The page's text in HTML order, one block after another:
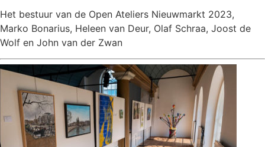
Het bestuur van de Open Ateliers Nieuwmarkt 2023,
Marko Bonarius, Heleen van Deur, Olaf Schraa, Joost de
Wolf en John van der Zwan